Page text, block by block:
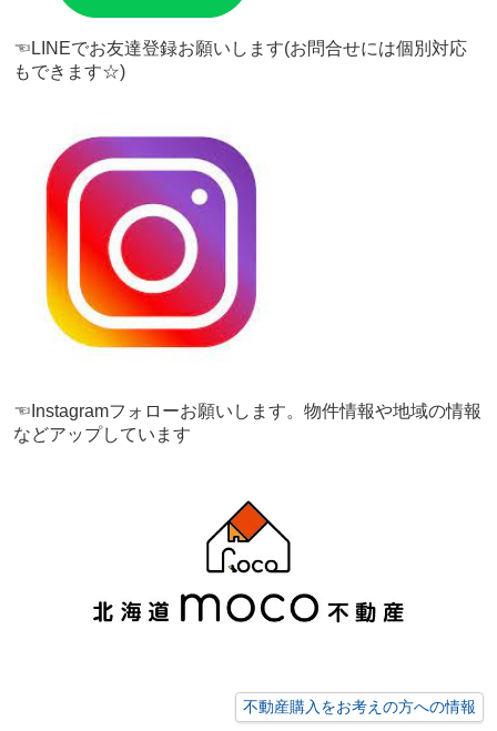
☜LINEでお友達登録お願いします(お問合せには個別対応
もできます☆)
☜Instagramフォローお願いします。物件情報や地域の情報
などアップしています
不動産購入をお考えの方への情報